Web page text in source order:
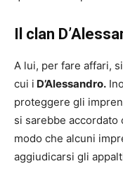
Il clan
A lui, per fare affari,
cui i D’Alessandro.
proteggere gli
si sarebbe accordato
modo che alcuni
aggiudicarsi gli